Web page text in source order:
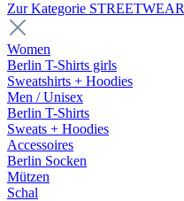
Zur Kategorie STREETWEAR
Women
Berlin T-Shirts girls
Sweatshirts + Hoodies
Men / Unisex
Berlin T-Shirts
Sweats + Hoodies
Accessoires
Berlin Socken
Mützen
Schal